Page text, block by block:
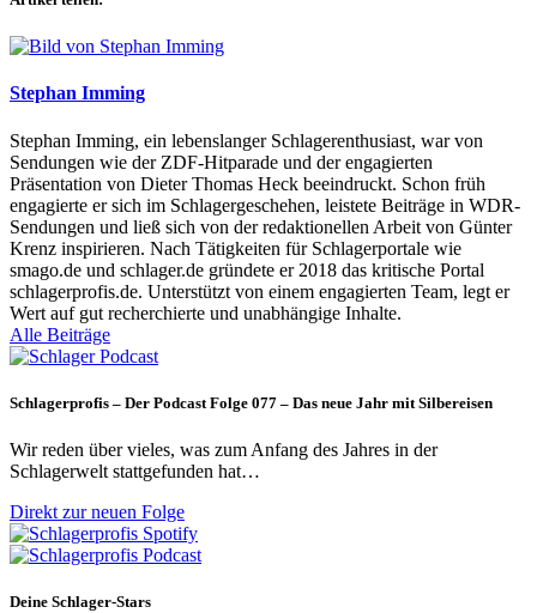
Stephan Imming
Stephan Imming, ein lebenslanger Schlagerenthusiast, war von
Sendungen wie der ZDF-Hitparade und der engagierten
Präsentation von Dieter Thomas Heck beeindruckt. Schon früh
engagierte er sich im Schlagergeschehen, leistete Beiträge in WDR-
Sendungen und ließ sich von der redaktionellen Arbeit von Günter
Krenz inspirieren. Nach Tätigkeiten für Schlagerportale wie
smago.de und schlager.de gründete er 2018 das kritische Portal
schlagerprofis.de. Unterstützt von einem engagierten Team, legt er
Wert auf gut recherchierte und unabhängige Inhalte.
Alle Beiträge
Schlagerprofis – Der Podcast Folge 077 – Das neue Jahr mit Silbereisen
Wir reden über vieles, was zum Anfang des Jahres in der
Schlagerwelt stattgefunden hat…
Direkt zur neuen Folge
Deine Schlager-Stars